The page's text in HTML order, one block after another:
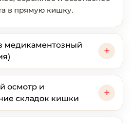
в прямую кишку.
медикаментозный
+
осмотр и
складок кишки
+